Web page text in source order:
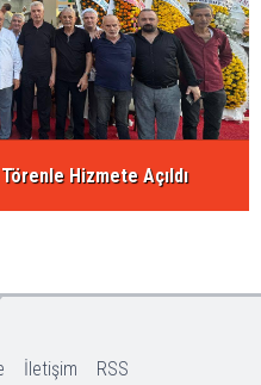
Hizmete Açıldı
İletişim RSS